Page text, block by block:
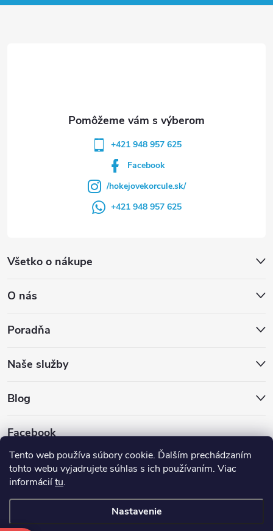
Tento web používa súbory cookie. Ďalším prechádzaním
tohto webu vyjadrujete súhlas s ich používaním. Viac
informáciítu.
Nastavenie
Všetko o nákupe
O nás
Poradňa
Naše služby
Blog
Facebook
+421 948 957 625
Facebook
/hokejovekorcule.sk/
+421 948 957 625